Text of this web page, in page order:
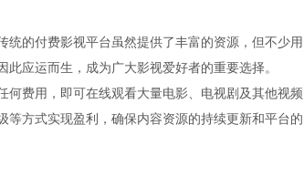
的付费影视平台虽然提供了丰富的资源，但不少用
应运而生，成为广大影视爱好者的重要选择。
费用，即可在线观看大量电影、电视剧及其他视频
方式实现盈利，确保内容资源的持续更新和平台的